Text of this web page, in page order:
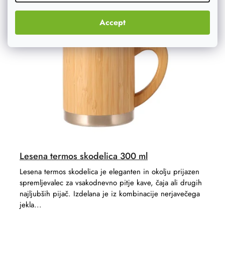
Accept
Akcija –20 %
Lesena termos skodelica 300 ml
Lesena termos skodelica je eleganten in okolju prijazen
spremljevalec za vsakodnevno pitje kave, čaja ali drugih
najljubših pijač. Izdelana je iz kombinacije nerjavečega
jekla...